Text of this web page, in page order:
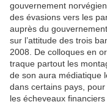
gouvernement
des évasions vers les
auprès du
sur l’attitude des trois
2008. De colloques en
traque partout les
de son aura médiatique
dans certains pays,
les écheveaux